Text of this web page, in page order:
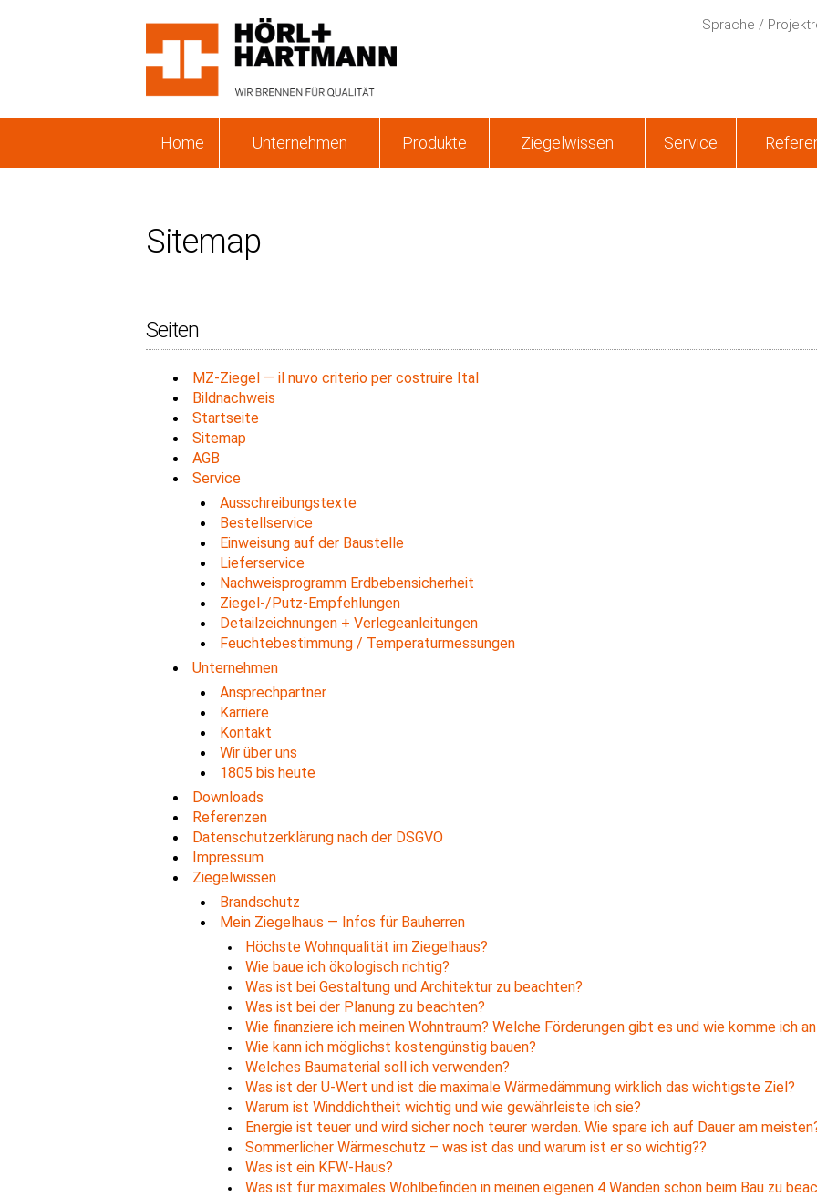
Sprache /
Home Unternehmen Produkte Ziegelwissen Service
Sitemap
Seiten
MZ-Ziegel — il nuvo criterio per costruire Ital
Bildnachweis
Startseite
Sitemap
AGB
Service
Ausschreibungstexte
Bestellservice
Einweisung auf der Baustelle
Lieferservice
Nachweisprogramm Erdbebensicherheit
Ziegel-/Putz-Empfehlungen
Detailzeichnungen + Verlegeanleitungen
Feuchtebestimmung / Temperaturmessungen
Unternehmen
Ansprechpartner
Karriere
Kontakt
Wir über uns
1805 bis heute
Downloads
Referenzen
Datenschutzerklärung nach der DSGVO
Impressum
Ziegelwissen
Brandschutz
Mein Ziegelhaus — Infos für Bauherren
Höchste Wohnqualität im Ziegelhaus?
Wie baue ich ökologisch richtig?
Was ist bei Gestaltung und Architektur zu beachten?
Was ist bei der Planung zu beachten?
Wie finanziere ich meinen Wohntraum? Welche Förderungen gibt es und wie komme ich
Wie kann ich möglichst kostengünstig bauen?
Welches Baumaterial soll ich verwenden?
Was ist der U-Wert und ist die maximale Wärmedämmung wirklich das wichtigste Ziel?
Warum ist Winddichtheit wichtig und wie gewährleiste ich sie?
Energie ist teuer und wird sicher noch teurer werden. Wie spare ich auf Dauer am
Sommerlicher Wärmeschutz – was ist das und warum ist er so wichtig??
Was ist ein KFW-Haus?
Was ist für maximales Wohlbefinden in meinen eigenen 4 Wänden schon beim Bau zu